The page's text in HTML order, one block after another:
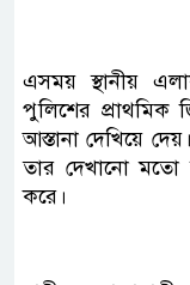
এসময় স্থানীয়
পুলিশের প্রাথমিক
আস্তানা দেখিয়ে
তার দেখানো মতো
করে।